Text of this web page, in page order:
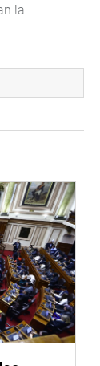
la
de
de
hará lo
– Chile.
de Amistad
sesiones
de
sala 2 del